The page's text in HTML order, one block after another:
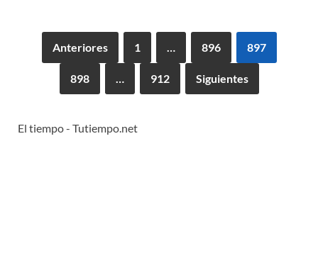
p
p
o
k
ti
r
Anteriores 1 … 896 897
898 … 912 Siguientes
El tiempo - Tutiempo.net